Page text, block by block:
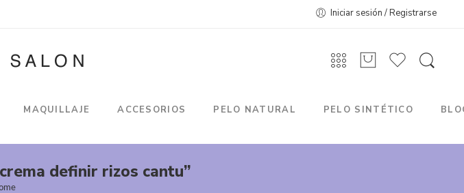
Iniciar sesión / Registrarse
MAQUILLAJE ACCESORIOS PELO NATURAL PELO SINTÉTICO
definir rizos cantu”